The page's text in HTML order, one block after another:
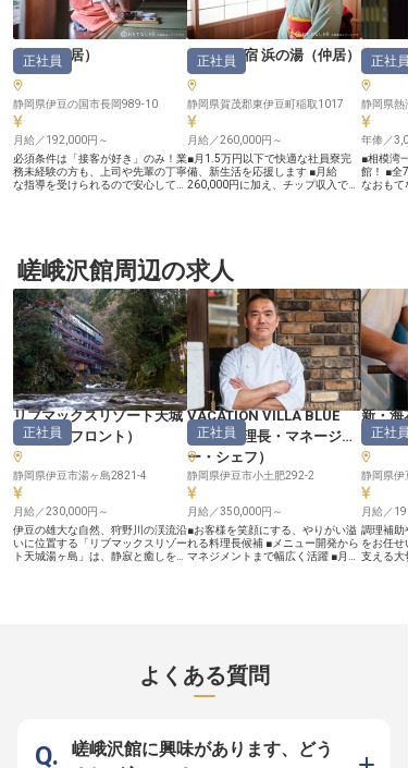
吉春（仲居）
正社員
静岡県伊豆の国市長岡989-10
月給／192,000円～
必須条件は「接客が好き」のみ！業
務未経験の方も、上司や先輩の丁寧
な指導を受けられるので安心してご
呂、足湯、5つの貸切露天風呂など
を備え、伊豆長岡温泉の湯めぐりを
楽しめる温泉旅館「吉春」。日々の
喧騒を忘れるおもてなしを提供して
います。※この求人は2023年7月31
日時点の情報です
食べるお宿 浜の湯 （仲居）
正社員
静岡県賀茂郡東伊豆町稲取1017
月給／260,000円～
■月1.5万円以下で快適な社員寮完
備、新生活を応援します ■月給
260,000円に加え、チップ収入で収
客室係（仲居）として、お客様のお
迎えからお部屋へのご案内、心を込
めた配膳、そしてお見送りまで、一
貫してお客様に寄り添うおもてなし
を提供します。 お客様一人ひとり
の滞在が忘れられない思い出となる
よう、細やかな気配りと温かい笑顔
で最高の時間をお届けすることが私
たちの喜びです。 お客様との出会
いを大切にし、日本の伝統的なおも
てなしの心を日々磨きながら、お客
様に感動と安らぎを提供できる方を
歓迎いたします。 ーー【安心して
長く働ける環境と成長の機会】 当
施設では、社員の皆様が安心して長
く働けるよう、充実したサポート体
制を整えています。 月13,500円か
ら15,000円で利用できる快適な社
員寮を完備しており、水道代は会社
負担。 生活費を抑えながら新生活
をスタートできます。 また、月給
260,000円に加え、チップ収入や外
国語手当（入社1年後から）もあ
り、頑張りがしっかりと評価されま
月13日時点の情報です
山龢（
正社員
静岡県
年俸／
■相模湾
館！ ■全
なおもて
限られた
組のお客
ができ
を彩る「
な気配り
いただき
しを通じ
出づくり
ーー【
職場環
現する、
当館で
人ひとり
す。上下
すさを第
がけてい
ンされた
備し、
るので、
らではの
で、おも
ルとして
嵯峨沢館周辺の求人
リブマックスリゾート天城
湯ヶ島（ フロント ）
正社員
静岡県伊豆市湯ヶ島2821-4
月給／230,000円～
伊豆の雄大な自然、狩野川の渓流沿
いに位置する「リブマックスリゾー
ト天城湯ヶ島」は、静寂と癒しを求
ノの接客スキルを習得し、プロフェ
ッショナルとしての介在価値を実感
の研修制度で安心スタート ◎寮全
額会社負担！光熱費以外の固定費を
削減 ◎年間休日120日！オンオフの
VACATION VILLA BLUE
ARK（料理長・マネージャ
ー・シェフ ）
正社員
静岡県伊豆市小土肥292-2
月給／350,000円～
■お客様を笑顔にする、やりがい溢
れる料理長候補 ■メニュー開発から
マネジメントまで幅広く活躍 ■月給
ー開発から、お客様の記憶に残る一
皿まで、あなたの感性と技術を存分
に発揮してください。 おもてなし
しょう。 ーー【キャリアアップと
働きやすさを両立できる環境】 料
新・海
助・洗
正社員
静岡県
月給／
調理補助
をお任せ
支える大
よくある質問
嵯峨沢館に興味があります、どう